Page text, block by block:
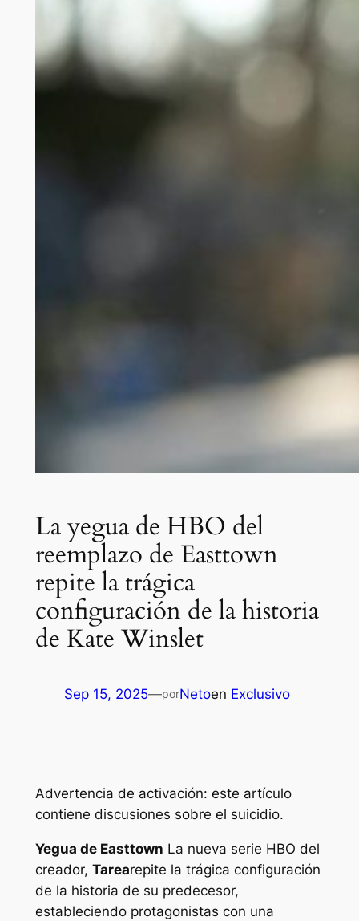
La yegua de HBO del
reemplazo de Easttown
repite la trágica
configuración de la historia
de Kate Winslet
Sep 15, 2025—porNetoen Exclusivo
Advertencia de activación: este artículo
contiene discusiones sobre el suicidio.
Yegua de Easttown La nueva serie HBO del
creador, Tarearepite la trágica configuración
de la historia de su predecesor,
estableciendo protagonistas con una